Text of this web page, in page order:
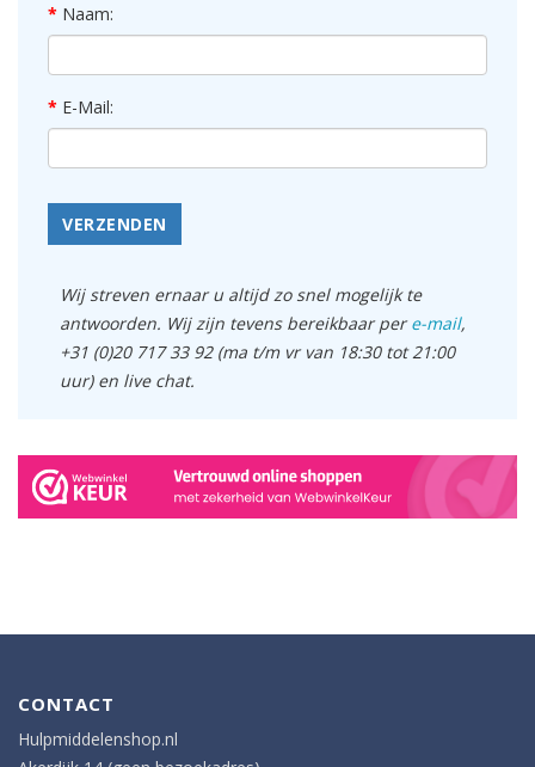
Naam:
E-Mail:
VERZENDEN
Wij streven ernaar u altijd zo snel mogelijk te
antwoorden. Wij zijn tevens bereikbaar pere-mail,
+31 (0)20 717 33 92 (ma t/m vr van 18:30 tot 21:00
uur) en live chat.
CONTACT
Hulpmiddelenshop.nl